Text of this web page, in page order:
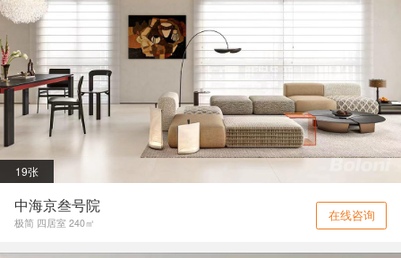
19张
中海京叁号院
极简 四居室 240㎡ 在线咨询